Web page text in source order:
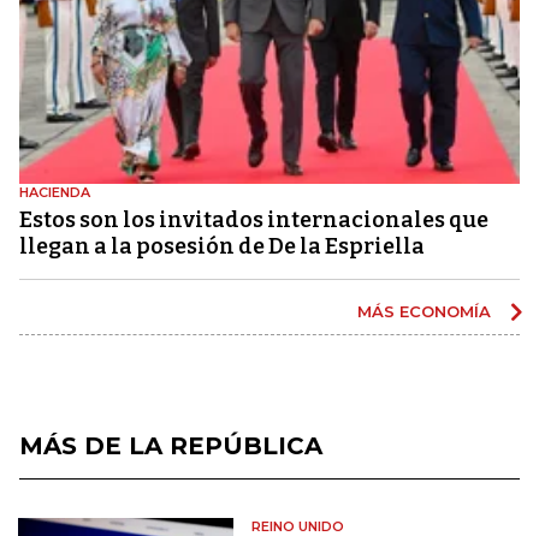
HACIENDA
Estos son los invitados internacionales que
llegan a la posesión de De la Espriella
MÁS ECONOMÍA
MÁS DE LA REPÚBLICA
REINO UNIDO